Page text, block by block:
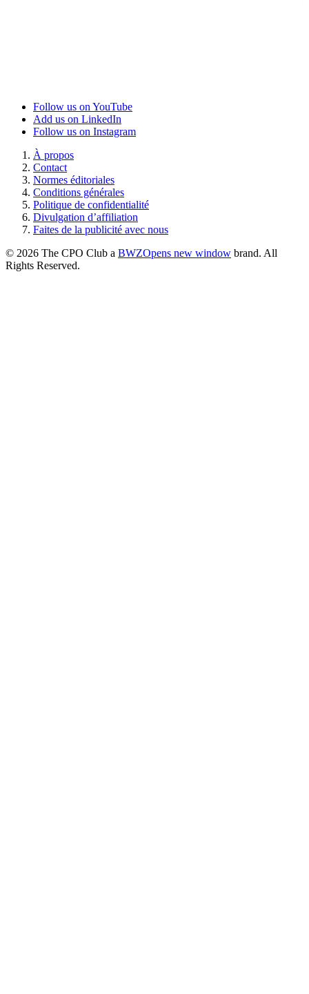
Follow us on YouTube
Add us on LinkedIn
Follow us on Instagram
À propos
Contact
Normes éditoriales
Conditions générales
Politique de confidentialité
Divulgation d’affiliation
Faites de la publicité avec nous
© 2026 The CPO Club a BWZOpens new window brand. All
Rights Reserved.